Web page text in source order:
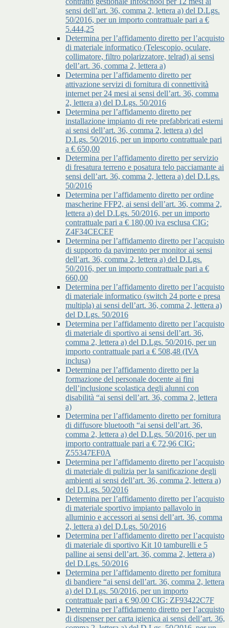
sensi dell’art. 36, comma 2, lettera a) del D.Lgs.
50/2016, per un importo contrattuale pari a €
5.444,25
Determina per l’affidamento diretto per l’acquisto
di materiale informatico (Telescopio, oculare,
collimatore, filtro polarizzatore, telrad) ai sensi
dell’art. 36, comma 2, lettera a)
Determina per l’affidamento diretto per
attivazione servizi di fornitura di connettività
internet per 24 mesi ai sensi dell’art. 36, comma
2, lettera a) del D.Lgs. 50/2016
Determina per l’affidamento diretto per
installazione impianto di rete prefabbricati esterni
ai sensi dell’art. 36, comma 2, lettera a) del
D.Lgs. 50/2016, per un importo contrattuale pari
a € 650,00
Determina per l’affidamento diretto per servizio
di fresatura terreno e posatura telo pacciamante ai
sensi dell’art. 36, comma 2, lettera a) del D.Lgs.
50/2016
Determina per l’affidamento diretto per ordine
mascherine FFP2, ai sensi dell’art. 36, comma 2,
lettera a) del D.Lgs. 50/2016, per un importo
contrattuale pari a € 180,00 iva esclusa CIG:
Z4F34CECEF
Determina per l’affidamento diretto per l’acquisto
di supporto da pavimento per monitor ai sensi
dell’art. 36, comma 2, lettera a) del D.Lgs.
50/2016, per un importo contrattuale pari a €
660,00
Determina per l’affidamento diretto per l’acquisto
di materiale informatico (switch 24 porte e presa
multipla) ai sensi dell’art. 36, comma 2, lettera a)
del D.Lgs. 50/2016
Determina per l’affidamento diretto per l’acquisto
di materiale di sportivo ai sensi dell’art. 36,
comma 2, lettera a) del D.Lgs. 50/2016, per un
importo contrattuale pari a € 508,48 (IVA
inclusa)
Determina per l’affidamento diretto per la
formazione del personale docente ai fini
dell’inclusione scolastica degli alunni con
disabilità “ai sensi dell’art. 36, comma 2, lettera
a)
Determina per l’affidamento diretto per fornitura
di diffusore bluetooth “ai sensi dell’art. 36,
comma 2, lettera a) del D.Lgs. 50/2016, per un
importo contrattuale pari a € 72,96 CIG:
Z55347EF0A
Determina per l’affidamento diretto per l’acquisto
di materiale di pulizia per la sanificazione degli
ambienti ai sensi dell’art. 36, comma 2, lettera a)
del D.Lgs. 50/2016
Determina per l’affidamento diretto per l’acquisto
di materiale sportivo impianto pallavolo in
alluminio e accessori ai sensi dell’art. 36, comma
2, lettera a) del D.Lgs. 50/2016
Determina per l’affidamento diretto per l’acquisto
di materiale di sportivo Kit 10 tamburelli e 5
palline ai sensi dell’art. 36, comma 2, lettera a)
del D.Lgs. 50/2016
Determina per l’affidamento diretto per fornitura
di bandiere “ai sensi dell’art. 36, comma 2, lettera
a) del D.Lgs. 50/2016, per un importo
contrattuale pari a € 90,00 CIG: ZF93422C7F
Determina per l’affidamento diretto per l’acquisto
di dispenser per carta igienica ai sensi dell’art. 36,